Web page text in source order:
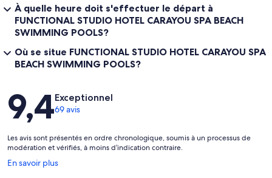
À quelle heure doit s'effectuer le départ à
FUNCTIONAL STUDIO HOTEL CARAYOU SPA BEACH
SWIMMING POOLS?
Où se situe FUNCTIONAL STUDIO HOTEL CARAYOU SPA
BEACH SWIMMING POOLS?
Avis
9,4Exceptionnel
69 avis
Les avis sont présentés en ordre chronologique, soumis à un processus de
modération et vérifiés, à moins d’indication contraire.
En savoir plus
S’ouvre